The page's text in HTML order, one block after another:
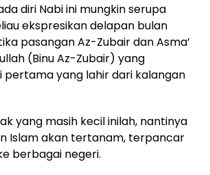
diri Nabi ini mungkin serupa
ekspresikan delapan bulan
pasangan Az-Zubair dan Asma’
(Binu Az-Zubair) yang
pertama yang lahir dari kalangan
yang masih kecil inilah, nantinya
Islam akan tertanam, terpancar
berbagai negeri.